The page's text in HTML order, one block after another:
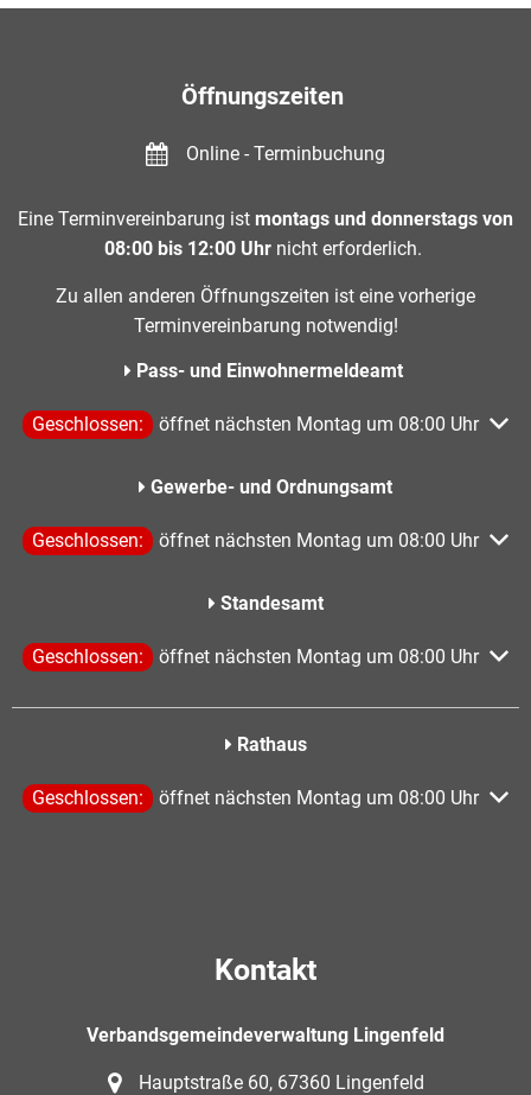
Öffnungszeiten
Online - Terminbuchung
Eine Terminvereinbarung ist montags und donnerstags von
08:00 bis 12:00 Uhr nicht erforderlich.
Zu allen anderen Öffnungszeiten ist eine vorherige
Terminvereinbarung notwendig!
Pass- und Einwohnermeldeamt
Klicken, um weitere Öffnungs- oder Schließzeiten
Geschlossen: öffnet nächsten Montag um 08:00 Uhr
Gewerbe- und Ordnungsamt
Klicken, um weitere Öffnungs- oder Schließzeiten
Geschlossen: öffnet nächsten Montag um 08:00 Uhr
Standesamt
Klicken, um weitere Öffnungs- oder Schließzeiten
Geschlossen: öffnet nächsten Montag um 08:00 Uhr
Rathaus
Klicken, um weitere Öffnungs- oder Schließzeiten
Geschlossen: öffnet nächsten Montag um 08:00 Uhr
Kontakt
Verbandsgemeindeverwaltung Lingenfeld
Hauptstraße 60, 67360 Lingenfeld